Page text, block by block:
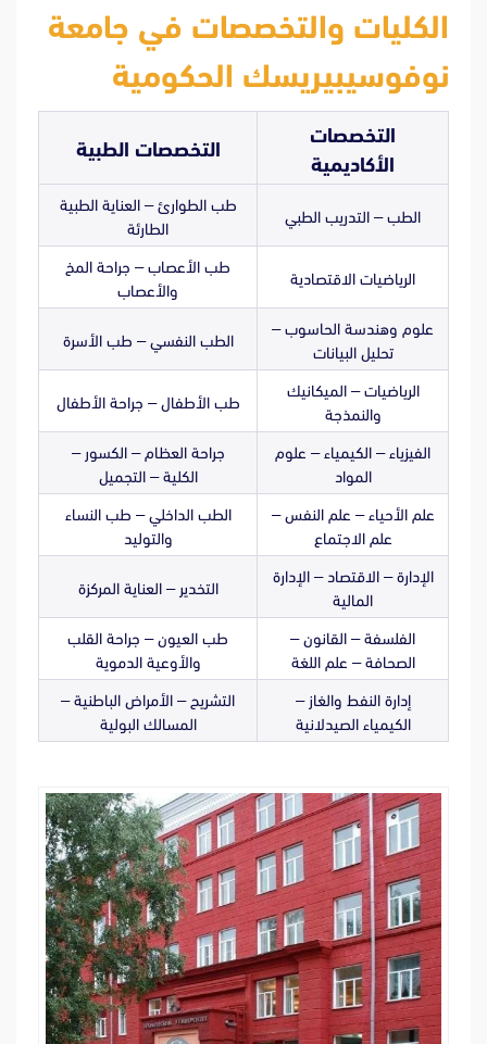
الكليات والتخصصات في جامعة
نوفوسيبيريسك الحكومية
التخصصات
الأكاديمية
التخصصات الطبية
الطب – التدريب الطبي
طب الطوارئ – العناية الطبية
الطارئة
الرياضيات الاقتصادية
طب الأعصاب – جراحة المخ
والأعصاب
علوم وهندسة الحاسوب –
تحليل البيانات
الطب النفسي – طب الأسرة
الرياضيات – الميكانيك
والنمذجة
طب الأطفال – جراحة الأطفال
الفيزياء – الكيمياء – علوم
المواد
جراحة العظام – الكسور –
الكلية – التجميل
علم الأحياء – علم النفس –
علم الاجتماع
الطب الداخلي – طب النساء
والتوليد
الإدارة – الاقتصاد – الإدارة
المالية
التخدير – العناية المركزة
الفلسفة – القانون –
الصحافة – علم اللغة
طب العيون – جراحة القلب
والأوعية الدموية
إدارة النفط والغاز –
الكيمياء الصيدلانية
التشريح – الأمراض الباطنية –
المسالك البولية